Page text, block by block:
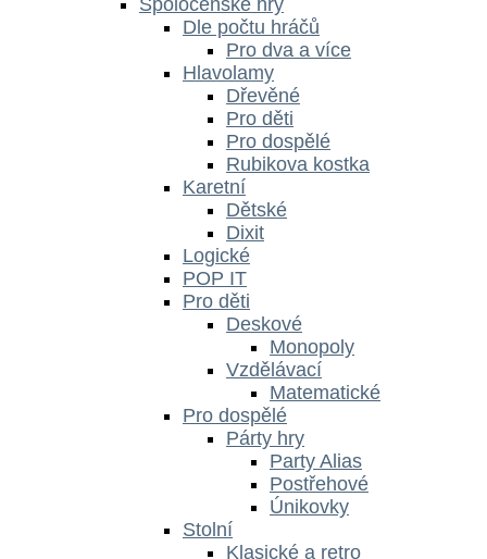
Dle počtu hráčů
Pro dva a více
Hlavolamy
Dřevěné
Pro děti
Pro dospělé
Rubikova kostka
Karetní
Dětské
Dixit
Logické
POP IT
Pro děti
Deskové
Monopoly
Vzdělávací
Matematické
Pro dospělé
Párty hry
Party Alias
Postřehové
Únikovky
Stolní
Klasické a retro